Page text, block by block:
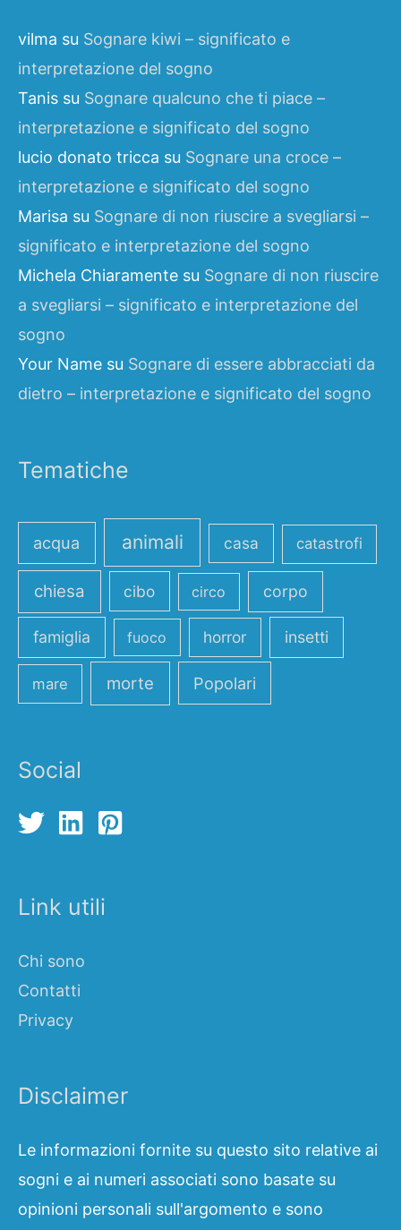
vilma su Sognare kiwi – significato e
interpretazione del sogno
Tanis su Sognare qualcuno che ti piace –
interpretazione e significato del sogno
lucio donato tricca su Sognare una croce –
interpretazione e significato del sogno
Marisa su Sognare di non riuscire a svegliarsi –
significato e interpretazione del sogno
Michela Chiaramente su Sognare di non riuscire
a svegliarsi – significato e interpretazione del
sogno
Your Name su Sognare di essere abbracciati da
dietro – interpretazione e significato del sogno
Tematiche
acqua animali casa catastrofi
chiesa cibo circo corpo
famiglia fuoco horror insetti
mare morte Popolari
Social
Link utili
Chi sono
Contatti
Privacy
Disclaimer
Le informazioni fornite su questo sito relative ai
sogni e ai numeri associati sono basate su
opinioni personali sull'argomento e sono